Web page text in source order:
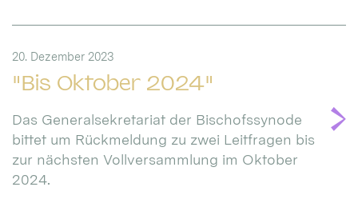
"Bis Oktober 2024"
20. Dezember 2023
Das Generalsekretariat der Bischofssynode
bittet um Rückmeldung zu zwei Leitfragen bis
zur nächsten Vollversammlung im Oktober
2024.